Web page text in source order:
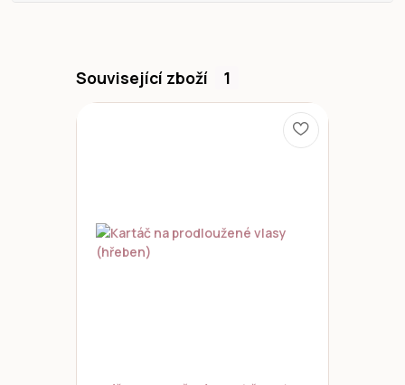
Související zboží 1